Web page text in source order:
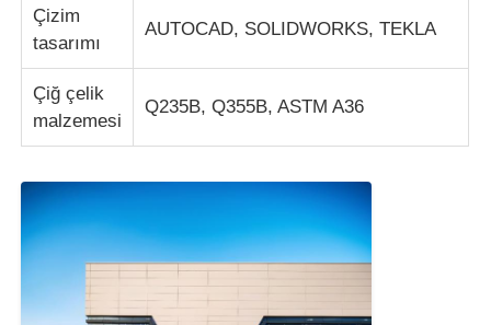
Çelik çerçeve binası
Çelik yapı imalatı
Kümes
Sığır kulübesine
Çizim
tasarımı
AUTOCAD, SOLIDWORKS, TEKLA
Çiğ çelik
malzemesi
Q235B, Q355B, ASTM A36